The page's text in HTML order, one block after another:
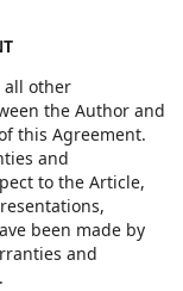
other
the Author and
this Agreement.
and
to the Article,
been made by
and